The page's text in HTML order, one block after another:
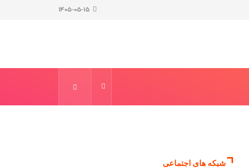
1405-05-15
شبکه های اجتماعی